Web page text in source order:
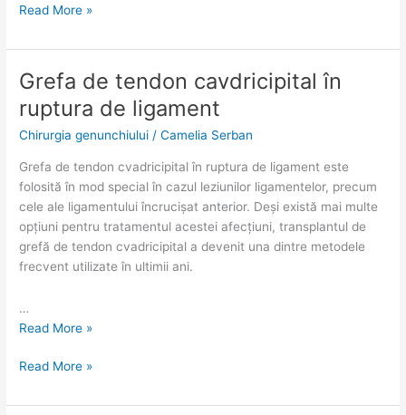
Read More »
Grefa de tendon cavdricipital în
ruptura de ligament
Chirurgia genunchiului /Camelia Serban
Grefa de tendon cvadricipital în ruptura de ligament este
folosită în mod special în cazul leziunilor ligamentelor, precum
cele ale ligamentului încrucișat anterior. Deși există mai multe
opțiuni pentru tratamentul acestei afecțiuni, transplantul de
grefă de tendon cvadricipital a devenit una dintre metodele
frecvent utilizate în ultimii ani.
…
Grefa
tendon
cavdricipital
Read More »
Grefa
tendon
cavdricipital
Read More »